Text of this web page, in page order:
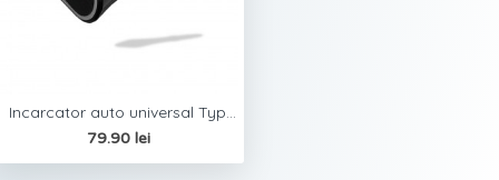
Incarcator auto universal Type C / USB Robest - Negru
79.90 lei